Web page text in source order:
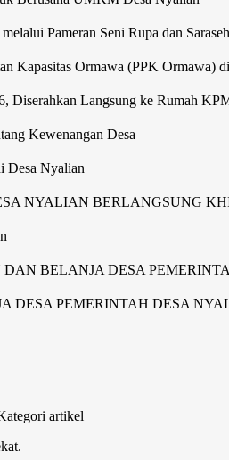
Pameran Seni Rupa dan
Kapasitas Ormawa (PPK Ormawa)
Diserahkan Langsung ke Rumah
Kewenangan Desa
Desa Nyalian
NYALIAN BERLANGSUNG
BELANJA DESA
DESA PEMERINTAH DESA
artikel